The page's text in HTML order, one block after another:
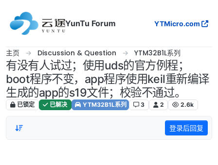
YunTu Forum
YTMicro.com
主页 Discussion & Question YTM32B1L系列
有没有人试过；使用uds的官方例程；
boot程序不变，app程序使用keil重新编译
生成的app的s19文件；校验不通过。
已锁定 已解决 YTM32B1L系列 3 2 2.6k
登录后回复